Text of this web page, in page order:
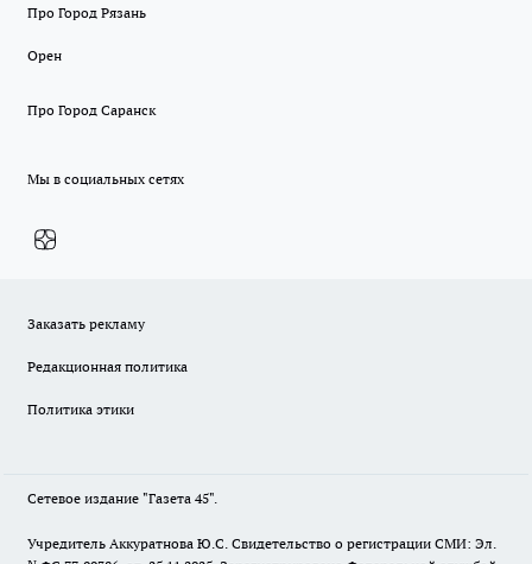
Про Город Рязань
Орен
Про Город Саранск
Мы в социальных сетях
Заказать рекламу
Редакционная политика
Политика этики
Сетевое издание "Газета 45".
Учредитель Аккуратнова Ю.С. Свидетельство о регистрации СМИ: Эл.